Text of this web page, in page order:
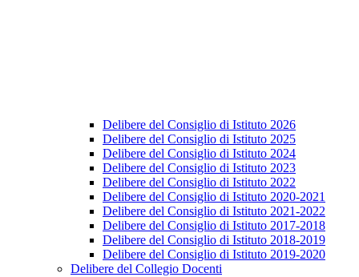
Delibere del Consiglio di Istituto 2026
Delibere del Consiglio di Istituto 2025
Delibere del Consiglio di Istituto 2024
Delibere del Consiglio di Istituto 2023
Delibere del Consiglio di Istituto 2022
Delibere del Consiglio di Istituto 2020-2021
Delibere del Consiglio di Istituto 2021-2022
Delibere del Consiglio di Istituto 2017-2018
Delibere del Consiglio di Istituto 2018-2019
Delibere del Consiglio di Istituto 2019-2020
Delibere del Collegio Docenti